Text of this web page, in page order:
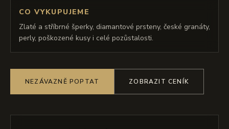
CO VYKUPUJEME
Zlaté a stříbrné šperky, diamantové prsteny, české granáty,
perly, poškozené kusy i celé pozůstalosti.
NEZÁVAZNĚ POPTAT ZOBRAZIT CENÍK